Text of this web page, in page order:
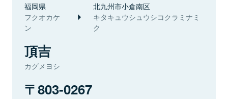
福岡県
フクオカケ
ン
北九州市小倉南区
キタキュウシュウシコクラミナミ
ク
頂吉
カグメヨシ
803-0267